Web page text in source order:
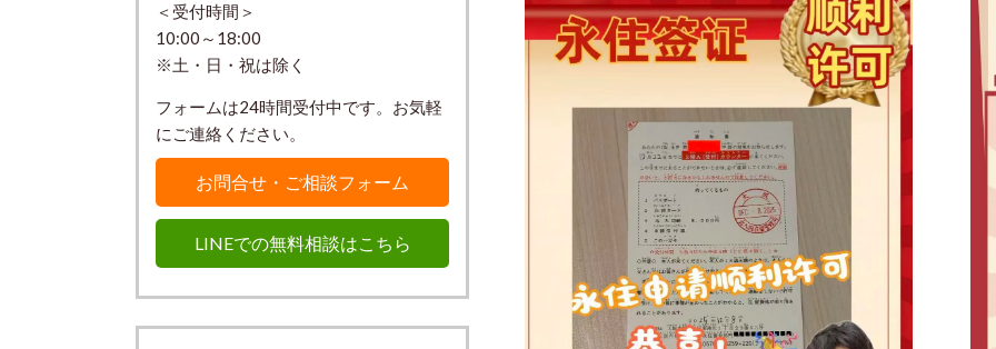
＜受付時間＞
10:00～18:00
※土・日・祝は除く
フォームは24時間受付中です。お気軽
にご連絡ください。
お問合せ・ご相談フォーム
LINEでの無料相談はこちら